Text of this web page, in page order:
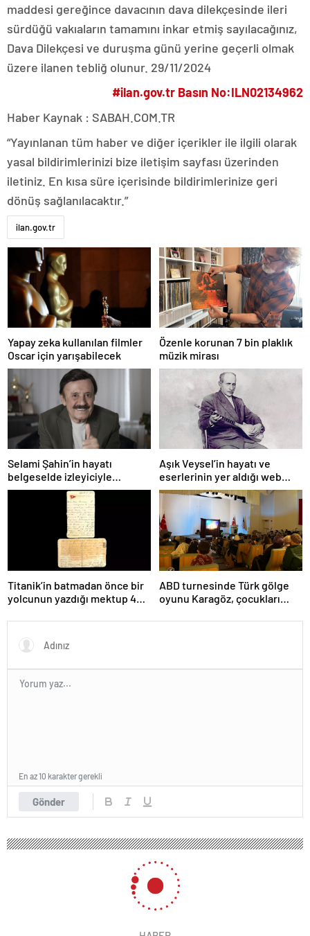
maddesi gereğince davacının dava dilekçesinde ileri
sürdüğü vakıaların tamamını inkar etmiş sayılacağınız,
Dava Dilekçesi ve duruşma günü yerine geçerli olmak
üzere ilanen tebliğ olunur. 29/11/2024
#ilan.gov.tr Basın No:ILN02134962
Haber Kaynak : SABAH.COM.TR
“Yayınlanan tüm haber ve diğer içerikler ile ilgili olarak
yasal bildirimlerinizi bize iletişim sayfası üzerinden
iletiniz. En kısa süre içerisinde bildirimlerinize geri
dönüş sağlanılacaktır.”
ilan.gov.tr
Yapay zeka kullanılan filmler
Oscar için yarışabilecek
Özenle korunan 7 bin plaklık
müzik mirası
Selami Şahin’in hayatı
belgeselde izleyiciyle
buluşacak
Aşık Veysel’in hayatı ve
eserlerinin yer aldığı web
portalı hizmete girdi
Titanik’in batmadan önce bir
yolcunun yazdığı mektup 400
ABD turnesinde Türk gölge
oyunu Karagöz, çocukları
Gönder
En az 10 karakter gerekli